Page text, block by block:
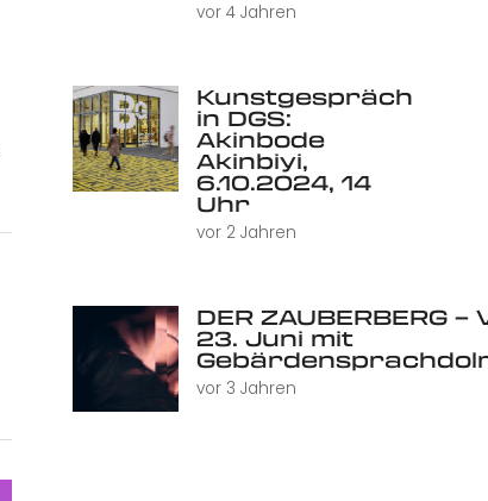
vor 4 Jahren
Kunstgespräch
in DGS:
Akinbode
Akinbiyi,
6.10.2024, 14
Uhr
vor 2 Jahren
DER ZAUBERBERG
23. Juni mit
vor 3 Jahren